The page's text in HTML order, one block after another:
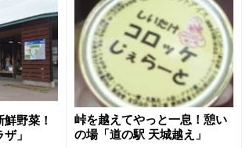
かう場合、たいていはルート沿いに案
から、普通はそれに従って走るよね。
渋滞が起こっていることもしばしば。
野菜！
」
峠を越えてやっと一息！憩い
の場「道の駅 天城越え」